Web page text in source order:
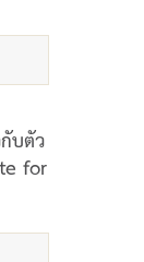
บตัว
for